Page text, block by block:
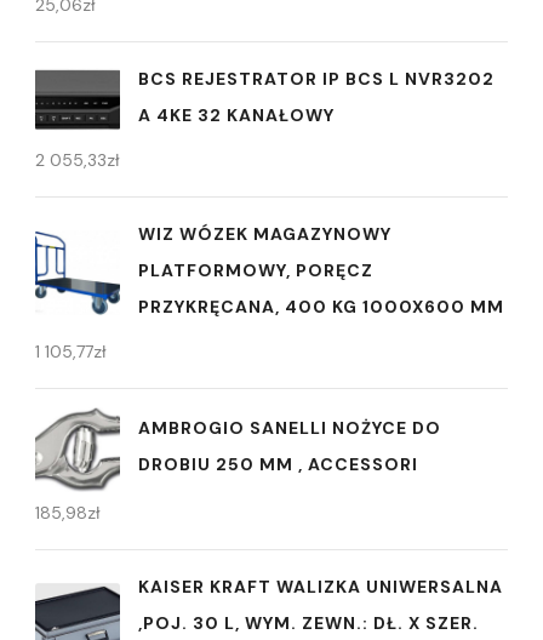
25,06zł
BCS REJESTRATOR IP BCS L NVR3202
A 4KE 32 KANAŁOWY
2 055,33zł
WIZ WÓZEK MAGAZYNOWY
PLATFORMOWY, PORĘCZ
PRZYKRĘCANA, 400 KG 1000X600 MM
1 105,77zł
AMBROGIO SANELLI NOŻYCE DO
DROBIU 250 MM , ACCESSORI
185,98zł
KAISER KRAFT WALIZKA UNIWERSALNA
,POJ. 30 L, WYM. ZEWN.: DŁ. X SZER.